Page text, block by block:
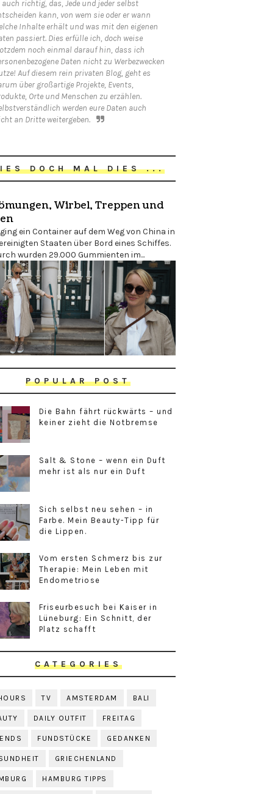
auch richtig, das, Jede und jeder selbst
kann, von wem sie oder er wann
Inhalte erhält und was mit den eigenen
passiert. Dies erfülle ich, doch weise
noch einmal darauf hin, dass ich
Daten nicht zu Werbezwecken
Auf diesem rein privaten Blog, geht es
über großartige Projekte, Events,
Orte und Menschen zu erzählen.
werden eure Daten auch
an Dritte weitergeben.
DOCH MAL DIES ...
Wirbel, Treppen und
ging ein Container auf dem Weg von China in
Staaten über Bord eines Schiffes.
wurden 29.000 Gummienten im...
POPULAR POST
Die Bahn fährt rückwärts – und
keiner zieht die Notbremse
Salt & Stone – wenn ein Duft
mehr ist als nur ein Duft
Sich selbst neu sehen – in
Farbe. Mein Beauty-Tipp für
die Lippen.
Vom ersten Schmerz bis zur
Therapie: Mein Leben mit
Endometriose
Friseurbesuch bei Kaiser in
Lüneburg: Ein Schnitt, der
Platz schafft
CATEGORIES
TV AMSTERDAM BALI
DAILY OUTFIT FREITAG
FUNDSTÜCKE GEDANKEN
GRIECHENLAND
HAMBURG TIPPS